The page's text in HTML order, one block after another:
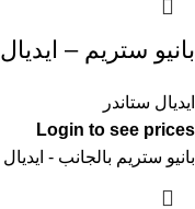
بانيو ستريم – ايديال
ايديال ستاندر
Login to see prices
بانيو ستريم بالجانب -